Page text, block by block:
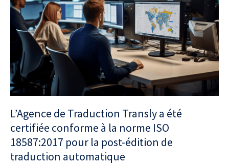
L’Agence de Traduction Transly a été
certifiée conforme à la norme ISO
18587:2017 pour la post-édition de
traduction automatique